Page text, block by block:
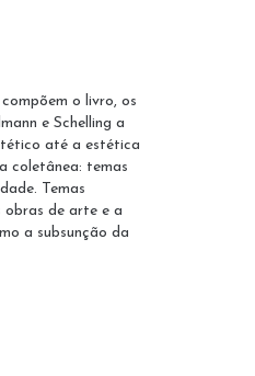
o livro, os
e Schelling a
até a estética
coletânea: temas
Temas
obras de arte e a
a subsunção da